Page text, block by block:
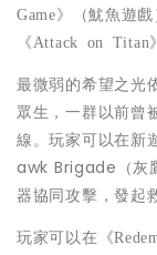
Game》 （魷魚遊戲
《 Attack on Titan
最微弱的希望之光
眾生，一群以前曾
線。玩家可以在新
awk Brigade（灰
器協同攻擊，發起
玩家可以在
《